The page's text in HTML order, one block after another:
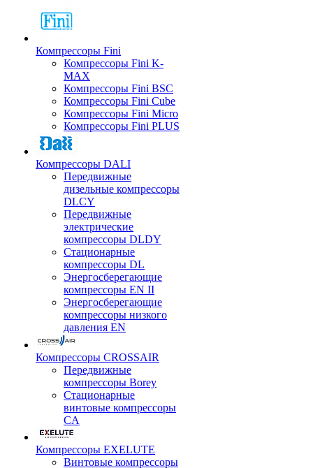
Компрессоры Fini
Компрессоры Fini K-
MAX
Компрессоры Fini BSC
Компрессоры Fini Cube
Компрессоры Fini Micro
Компрессоры Fini PLUS
Компрессоры DALI
Передвижные
дизельные компрессоры
DLCY
Передвижные
электрические
компрессоры DLDY
Стационарные
компрессоры DL
Энергосберегающие
компрессоры EN II
Энергосберегающие
компрессоры низкого
давления EN
Компрессоры CROSSAIR
Передвижные
компрессоры Borey
Стационарные
винтовые компрессоры
CA
Компрессоры EXELUTE
Винтовые компрессоры